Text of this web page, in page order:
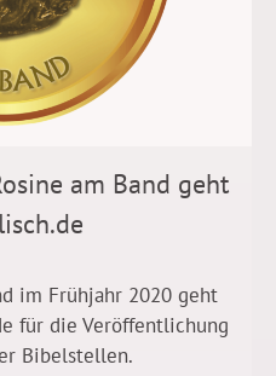
am Band geht
im Frühjahr 2020 geht
für die Veröffentlichung
Bibelstellen.